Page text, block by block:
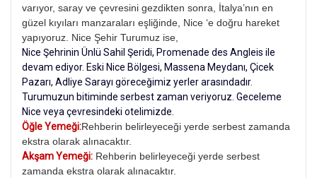
varıyor, saray ve çevresini gezdikten sonra, İtalya’nın en
güzel kıyıları manzaraları eşliğinde, Nice ‘e doğru hareket
yapıyoruz. Nice Şehir Turumuz ise,
Nice Şehrinin Ünlü Sahil Şeridi, Promenade des Angleis ile
devam ediyor. Eski Nice Bölgesi, Massena Meydanı, Çicek
Pazarı, Adliye Sarayı göreceğimiz yerler arasındadır.
Turumuzun bitiminde serbest zaman veriyoruz. Geceleme
Nice veya çevresindeki otelimizde.
Öğle Yemeği:Rehberin belirleyeceği yerde serbest zamanda
ekstra olarak alınacaktır.
Akşam Yemeği: Rehberin belirleyeceği yerde serbest
zamanda ekstra olarak alınacaktır.